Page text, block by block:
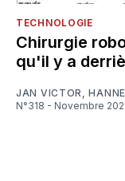
TECHNOLOGIE
Chirurgie
qu'il y a
JAN VICTOR,
N°318 - Novembre